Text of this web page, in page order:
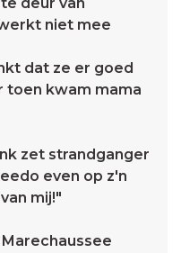
niet mee
dat ze er goed
toen kwam mama
zet strandganger
even op z'n
mij!"